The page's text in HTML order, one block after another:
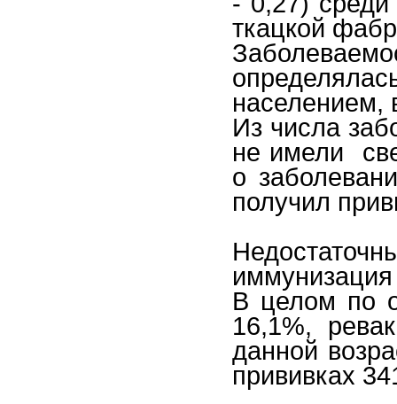
ткацкой
населением,
Из числа
не имели
о
получил
В целом по
16,1%,
данной
прививках